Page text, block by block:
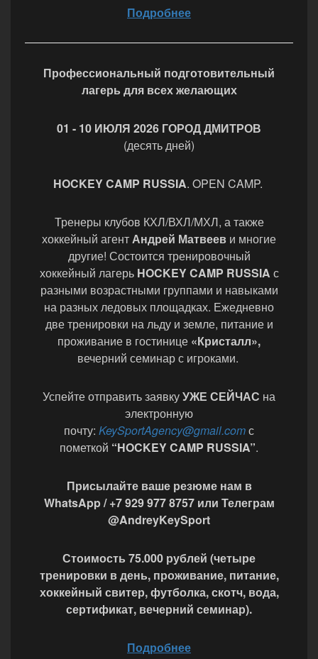
Подробнее
Профессиональный подготовительный
лагерь для всех желающих
01 - 10 ИЮЛЯ 2026 ГОРОД ДМИТРОВ
(десять дней)
HOCKEY CAMP RUSSIA. OPEN CAMP.
Тренеры клубов КХЛ/ВХЛ/МХЛ, а также
хоккейный агентАндрей Матвеев и многие
другие! Состоится тренировочный
хоккейный лагерь HOCKEY CAMP RUSSIA с
разными возрастными группами и навыками
на разных ледовых площадках. Ежедневно
две тренировки на льду и земле, питание и
проживание в гостинице «Кристалл»,
вечерний семинар с игроками.
Успейте отправить заявкуУЖЕ СЕЙЧАС на
электронную
почту: KeySportAgency@gmail.comс
пометкой “HOCKEY CAMP RUSSIA”.
Присылайте ваше резюме нам в
WhatsApp / +7 929 977 8757 или Телеграм
@AndreyKeySport
Стоимость 75.000 рублей (четыре
тренировки в день, проживание, питание,
хоккейный свитер, футболка, скотч, вода,
сертификат, вечерний семинар).
Подробнее